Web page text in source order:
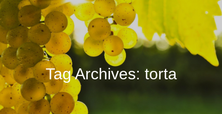
Tag Archives: torta